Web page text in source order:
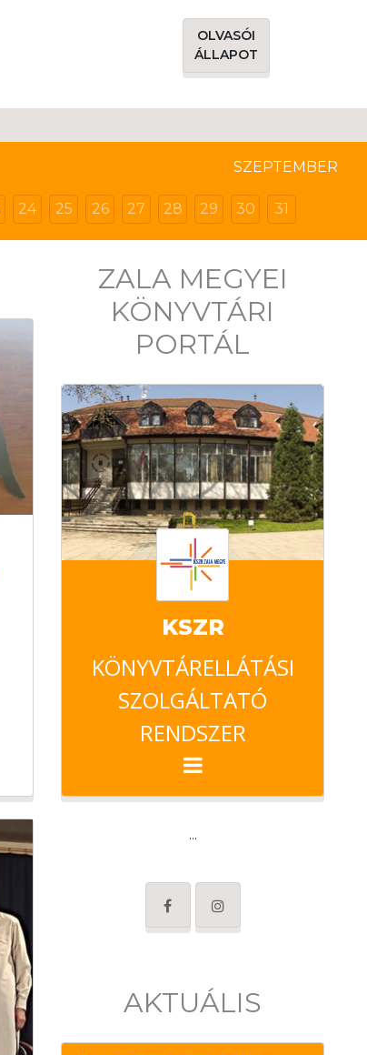
OLVASÓI
ÁLLAPOT
SZEPTEMBER
24 25 26 27 28 29 30 31
ZALA MEGYEI
KÖNYVTÁRI
PORTÁL
KSZR
KÖNYVTÁRELLÁTÁSI
SZOLGÁLTATÓ
RENDSZER
...
AKTUÁLIS